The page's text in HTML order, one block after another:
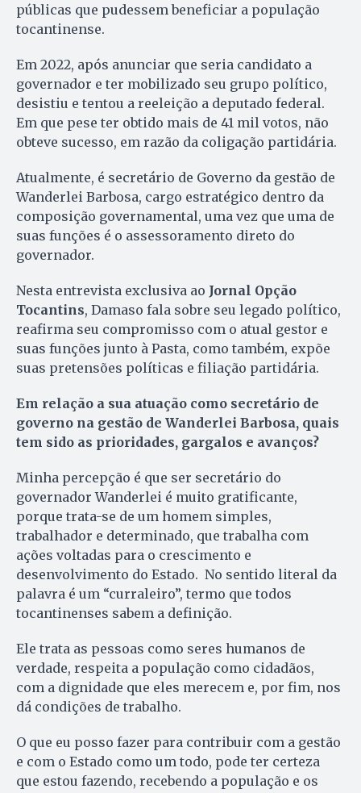
públicas que pudessem beneficiar a população
tocantinense.
Em 2022, após anunciar que seria candidato a
governador e ter mobilizado seu grupo político,
desistiu e tentou a reeleição a deputado federal.
Em que pese ter obtido mais de 41 mil votos, não
obteve sucesso, em razão da coligação partidária.
Atualmente, é secretário de Governo da gestão de
Wanderlei Barbosa, cargo estratégico dentro da
composição governamental, uma vez que uma de
suas funções é o assessoramento direto do
governador.
Nesta entrevista exclusiva ao Jornal Opção
Tocantins, Damaso fala sobre seu legado político,
reafirma seu compromisso com o atual gestor e
suas funções junto à Pasta, como também, expõe
suas pretensões políticas e filiação partidária.
Em relação a sua atuação como secretário de
governo na gestão de Wanderlei Barbosa, quais
tem sido as prioridades, gargalos e avanços?
Minha percepção é que ser secretário do
governador Wanderlei é muito gratificante,
porque trata-se de um homem simples,
trabalhador e determinado, que trabalha com
ações voltadas para o crescimento e
desenvolvimento do Estado. No sentido literal da
palavra é um “curraleiro”, termo que todos
tocantinenses sabem a definição.
Ele trata as pessoas como seres humanos de
verdade, respeita a população como cidadãos,
com a dignidade que eles merecem e, por fim, nos
dá condições de trabalho.
O que eu posso fazer para contribuir com a gestão
e com o Estado como um todo, pode ter certeza
que estou fazendo, recebendo a população e os